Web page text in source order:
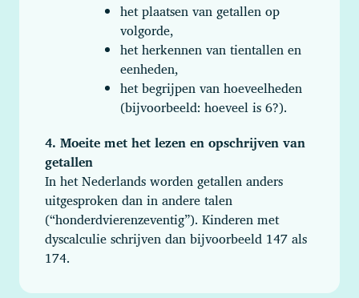
het plaatsen van getallen op
volgorde,
het herkennen van tientallen en
eenheden,
het begrijpen van hoeveelheden
(bijvoorbeeld: hoeveel is 6?).
4. Moeite met het lezen en opschrijven van
getallen
In het Nederlands worden getallen anders
uitgesproken dan in andere talen
(“honderdvierenzeventig”). Kinderen met
dyscalculie schrijven dan bijvoorbeeld 147 als
174.